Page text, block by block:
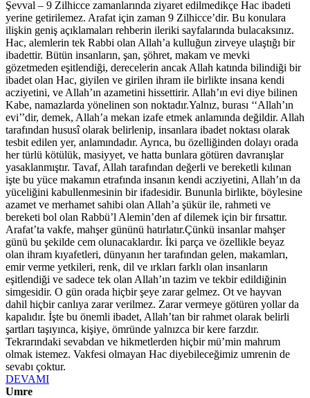
Şevval – 9 Zilhicce zamanlarında ziyaret edilmedikçe Hac ibadeti
yerine getirilemez. Arafat için zaman 9 Zilhicce’dir. Bu konulara
ilişkin geniş açıklamaları rehberin ileriki sayfalarında bulacaksınız.
Hac, alemlerin tek Rabbi olan Allah’a kulluğun zirveye ulaştığı bir
ibadettir. Bütün insanların, şan, şöhret, makam ve mevki
gözetmeden eşitlendiği, derecelerin ancak Allah katında bilindiği bir
ibadet olan Hac, giyilen ve girilen ihram ile birlikte insana kendi
acziyetini, ve Allah’ın azametini hissettirir. Allah’ın evi diye bilinen
Kabe, namazlarda yönelinen son noktadır.Yalnız, burası ‘‘Allah’ın
evi’’dir, demek, Allah’a mekan izafe etmek anlamında değildir. Allah
tarafından hususî olarak belirlenip, insanlara ibadet noktası olarak
tesbit edilen yer, anlamındadır. Ayrıca, bu özelliğinden dolayı orada
her türlü kötülük, masiyyet, ve hatta bunlara götüren davranışlar
yasaklanmıştır. Tavaf, Allah tarafından değerli ve bereketli kılınan
işte bu yüce makamın etrafında insanın kendi acziyetini, Allah’ın da
yüceliğini kabullenmesinin bir ifadesidir. Bununla birlikte, böylesine
azamet ve merhamet sahibi olan Allah’a şükür ile, rahmeti ve
bereketi bol olan Rabbü’l Alemin’den af dilemek için bir fırsattır.
Arafat’ta vakfe, mahşer gününü hatırlatır.Çünkü insanlar mahşer
günü bu şekilde cem olunacaklardır. İki parça ve özellikle beyaz
olan ihram kıyafetleri, dünyanın her tarafından gelen, makamları,
emir verme yetkileri, renk, dil ve ırkları farklı olan insanların
eşitlendiği ve sadece tek olan Allah’ın tazim ve tekbir edildiğinin
simgesidir. O gün orada hiçbir şeye zarar gelmez. Ot ve hayvan
dahil hiçbir canlıya zarar verilmez. Zarar vermeye götüren yollar da
kapalıdır. İşte bu önemli ibadet, Allah’tan bir rahmet olarak belirli
şartları taşıyınca, kişiye, ömründe yalnızca bir kere farzdır.
Tekrarındaki sevabdan ve hikmetlerden hiçbir mü’min mahrum
olmak istemez. Vakfesi olmayan Hac diyebileceğimiz umrenin de
sevabı çoktur.
DEVAMI
Umre